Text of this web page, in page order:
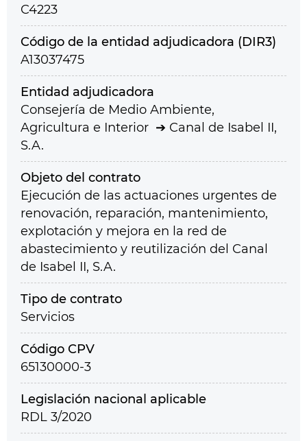
C4223
Código de la entidad adjudicadora (DIR3)
A13037475
Entidad adjudicadora
Consejería de Medio Ambiente,
Agricultura e Interior
Canal de Isabel II,
S.A.
Objeto del contrato
Ejecución de las actuaciones urgentes de
renovación, reparación, mantenimiento,
explotación y mejora en la red de
abastecimiento y reutilización del Canal
de Isabel II, S.A.
Tipo de contrato
Servicios
Código CPV
65130000-3
Legislación nacional aplicable
RDL 3/2020